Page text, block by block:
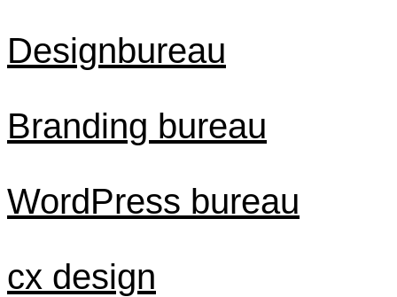
Designbureau
Branding bureau
WordPress bureau
cx design